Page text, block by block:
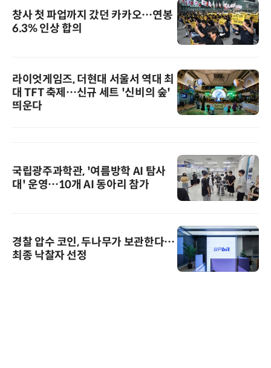
창사 첫 파업까지 갔던 카카오…연봉
6.3% 인상 합의
라이엇게임즈, 더현대 서울서 역대 최
대 TFT 축제…신규 세트 '신비의 숲'
띄운다
국립광주과학관, '여름방학 AI 탐사
대' 운영…10개 AI 동아리 참가
경찰 압수 코인, 두나무가 보관한다…
최종 낙찰자 선정